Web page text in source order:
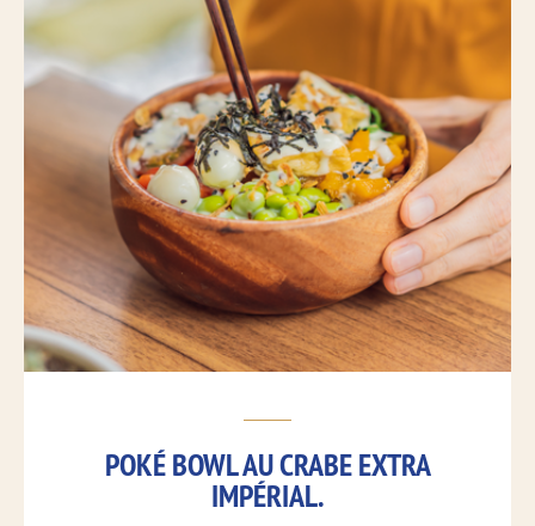
POKÉ BOWL AU CRABE EXTRA
IMPÉRIAL.